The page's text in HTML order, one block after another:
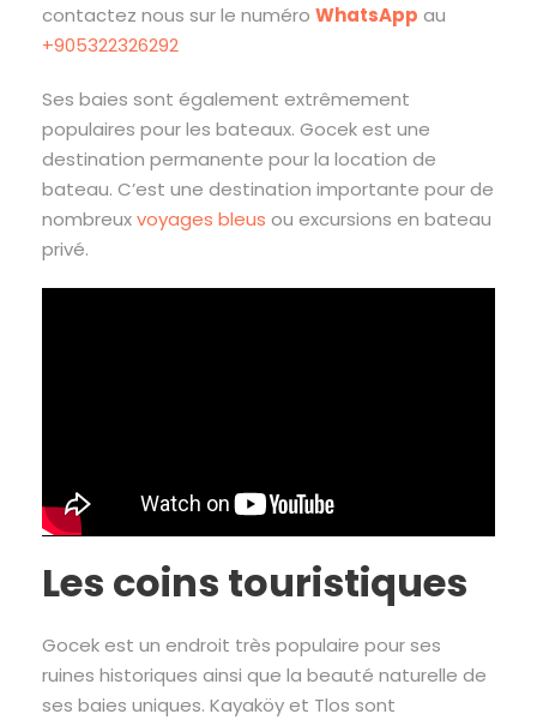
contactez nous sur le numéro WhatsApp au
+905322326292
Ses baies sont également extrêmement
populaires pour les bateaux. Gocek est une
destination permanente pour la location de
bateau. C’est une destination importante pour de
nombreuxvoyages bleus ou excursions en bateau
privé.
Les coins touristiques
Gocek est un endroit très populaire pour ses
ruines historiques ainsi que la beauté naturelle de
ses baies uniques. Kayaköy et Tlos sont